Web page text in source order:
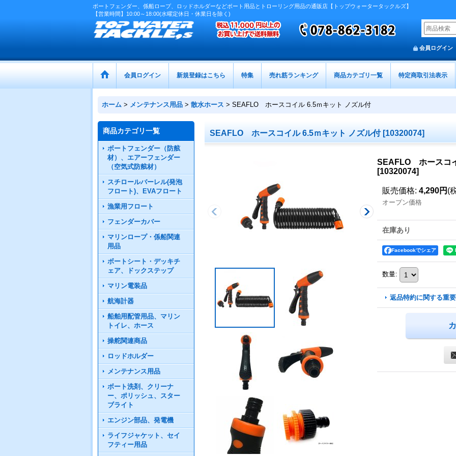
ボートフェンダー、係船ロープ、ロッドホルダーなどボート用品とトローリング用品の通販店【トップウォータータックルズ】
【営業時間】10:00～18:00(水曜定休日・休業日を除く)
会員ログイン
会員ログイン 新規登録はこちら 特集 売れ筋ランキング 商品カテゴリ一覧 特定商取引法表示
ホーム > メンテナンス用品 > 散水ホース > SEAFLO ホースコイル 6.5ｍキット ノズル付
商品カテゴリ一覧
ボートフェンダー（防舷
材）、エアーフェンダー
（空気式防舷材）
スチロールバーレル(発泡
フロート)、EVAフロート
漁業用フロート
フェンダーカバー
マリンロープ・係船関連
用品
ボートシート・デッキチ
ェア、ドックステップ
マリン電装品
航海計器
船舶用配管用品、マリン
トイレ、ホース
操舵関連商品
ロッドホルダー
メンテナンス用品
ボート洗剤、クリーナ
ー、ポリッシュ、スター
ブライト
エンジン部品、発電機
ライフジャケット、セイ
フティー用品
SEAFLO ホースコイル 6.5ｍキット ノズル付 [10320074]
SEAFLO ホースコ
[10320074]
販売価格: 4,290円 (
オープン価格
在庫あり
Facebookでシェア
数量:
返品特約に関する重